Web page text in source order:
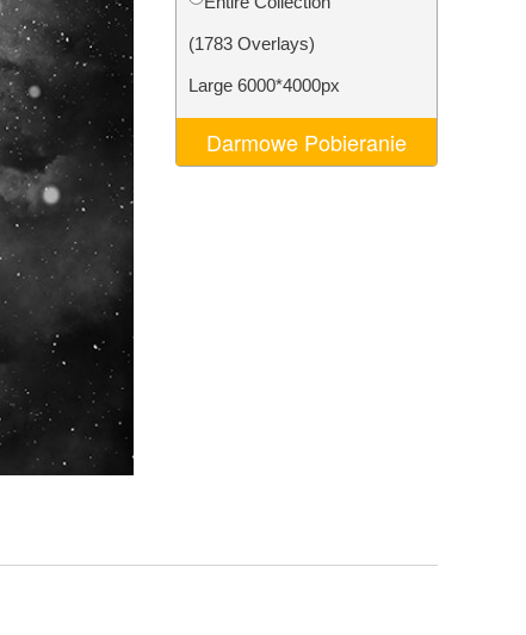
Video Editing Services
(1783 Overlays)
Large 6000*4000px
Darmowe Pobieranie